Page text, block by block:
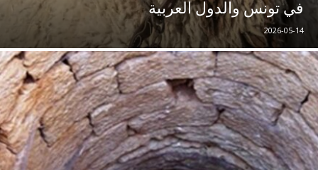
في تونس والدول العربية
2026-05-14